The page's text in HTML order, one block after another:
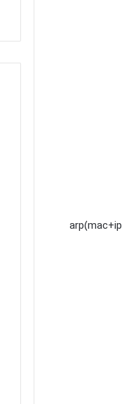
بررسی Host ها در شبکه هایی متصل به switch ، دراین نوع شبکه ها بسته ها با توجه به آدرس( arp(mac+ip